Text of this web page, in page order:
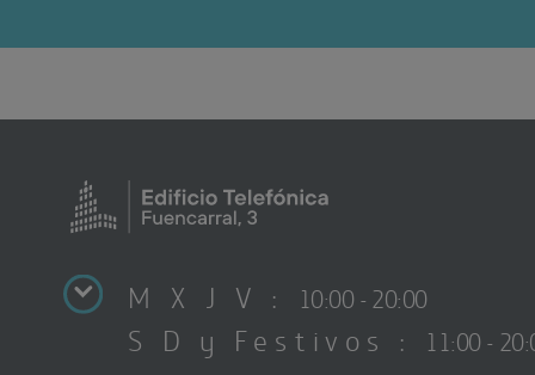
M X J V : 10:00 - 20:00
S D y Festivos : 11:00 -